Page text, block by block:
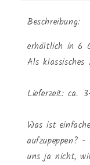
Beschreibung:
erhältlich in 6
Als klassisches
Lieferzeit: ca.
Was ist
aufzupeppen?
uns ja nicht,